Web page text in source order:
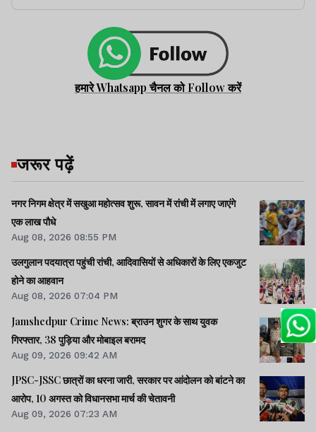
हमारे Whatsapp चैनल को Follow करें
जरूर पढ़ें
नगर निगम क्षेत्र में सखुआ महोत्सव शुरू, सावन में रांची में लगाए जाएंगे
एक लाख पौधे
Aug 08, 2026 08:55 PM
उलगुलान पदयात्रा पहुंची रांची, आदिवासियों से अधिकारों के लिए एकजुट
होने का आहवान
Aug 08, 2026 07:04 PM
Jamshedpur Crime News: ब्राउन शुगर के साथ युवक
गिरफ्तार, 38 पुड़िया और मोबाइल बरामद
Aug 09, 2026 09:42 AM
JPSC-JSSC छात्रों का धरना जारी, सरकार पर आंदोलन को बांटने का
आरोप, 10 अगस्त को विधानसभा मार्च की चेतावनी
Aug 09, 2026 07:23 AM